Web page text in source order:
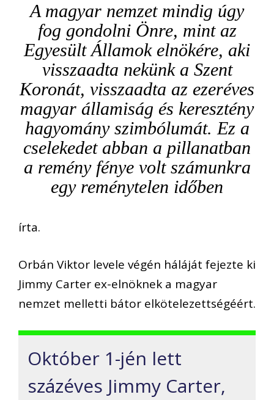
A magyar nemzet mindig úgy
fog gondolni Önre, mint az
Egyesült Államok elnökére, aki
visszaadta nekünk a Szent
Koronát, visszaadta az ezeréves
magyar államiság és keresztény
hagyomány szimbólumát. Ez a
cselekedet abban a pillanatban
a remény fénye volt számunkra
egy reménytelen időben
írta.
Orbán Viktor levele végén háláját fejezte ki
Jimmy Carter ex-elnöknek a magyar
nemzet melletti bátor elkötelezettségéért.
Október 1-jén lett
százéves Jimmy Carter,